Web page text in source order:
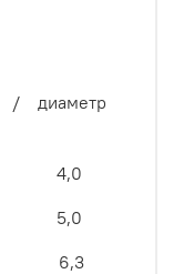
/ диаметр